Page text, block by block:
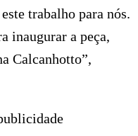
trabalho para nós.
inaugurar a peça,
Calcanhotto”,